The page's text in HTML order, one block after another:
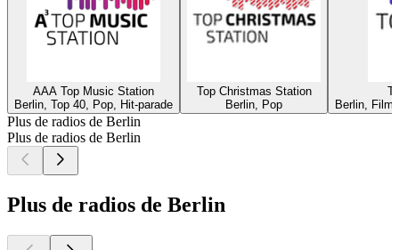
AAA Top Music Station
Berlin, Top 40, Pop, Hit-parade
Top Christmas Station
Berlin, Pop
Berlin, Film
Plus de radios de Berlin
Plus de radios de Berlin
Plus de radios de Berlin